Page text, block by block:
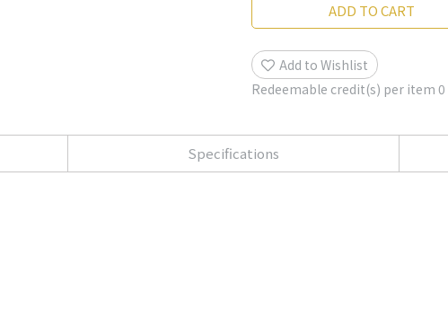
ADD TO CART
Add to Wishlist
Redeemable credit(s) per item 0
Specifications